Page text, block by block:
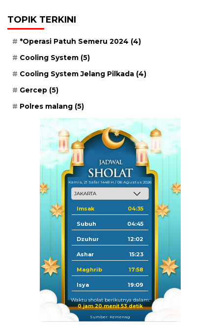
TOPIK TERKINI
*Operasi Patuh Semeru 2024 (4)
Cooling System (5)
Cooling System Jelang Pilkada (4)
Gercep (5)
Polres malang (5)
Kamis, 21 Safar 1448 H / 06 Agustus 2026
Imsak 04:35
Subuh 04:45
Dzuhur 12:02
Ashar 15:23
Maghrib 17:58
Isya 19:09
Waktu sholat berikutnya dalam:
0 jam 20 menit 52 detik
Sumber: Kemenag